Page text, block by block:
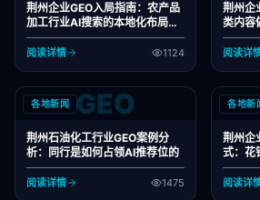
荆州企业GEO入局指南：农产品
加工行业AI搜索的本地化布局策
略
阅读详情 1124
荆州企
类内容
阅读详
各地新闻 GEO
荆州石油化工行业GEO案例分
析：同行是如何占领AI推荐位的
阅读详情 1475
各地新
荆州企
式：花
一样
阅读详